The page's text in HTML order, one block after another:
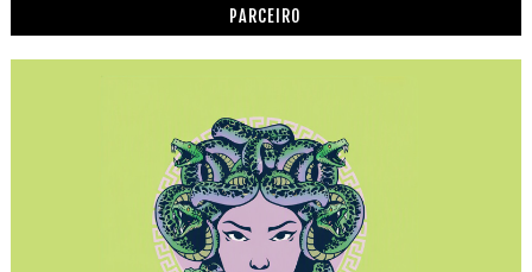
PARCEIRO